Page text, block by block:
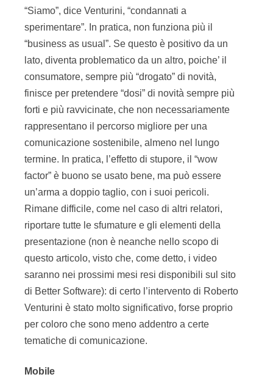
“Siamo”, dice Venturini, “condannati a
sperimentare”. In pratica, non funziona più il
“business as usual”. Se questo è positivo da un
lato, diventa problematico da un altro, poiche’ il
consumatore, sempre più “drogato” di novità,
finisce per pretendere “dosi” di novità sempre più
forti e più ravvicinate, che non necessariamente
rappresentano il percorso migliore per una
comunicazione sostenibile, almeno nel lungo
termine. In pratica, l’effetto di stupore, il “wow
factor” è buono se usato bene, ma può essere
un’arma a doppio taglio, con i suoi pericoli.
Rimane difficile, come nel caso di altri relatori,
riportare tutte le sfumature e gli elementi della
presentazione (non è neanche nello scopo di
questo articolo, visto che, come detto, i video
saranno nei prossimi mesi resi disponibili sul sito
di Better Software): di certo l’intervento di Roberto
Venturini è stato molto significativo, forse proprio
per coloro che sono meno addentro a certe
tematiche di comunicazione.
Mobile